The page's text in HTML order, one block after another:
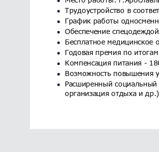
Трудоустройство в
График работы
Обеспечение
Бесплатное
Годовая премия по
Компенсация питания -
Возможность повышения
Расширенный
организация отдыха и др.)